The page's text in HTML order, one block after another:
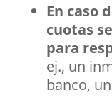
En caso
cuotas
para
ej., un
banco,